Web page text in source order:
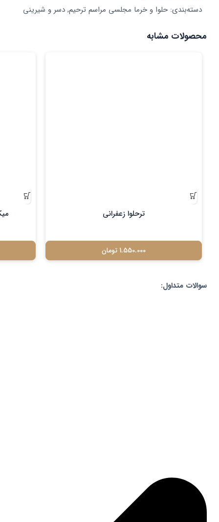
دسته‌بندی: حلوا و خرما مجلسی مراسم ترحیم, دسر و شیرینی
محصولات مشابه
ترحلوا زعفرانی
1.550.000 تومان
سوالات متداول: